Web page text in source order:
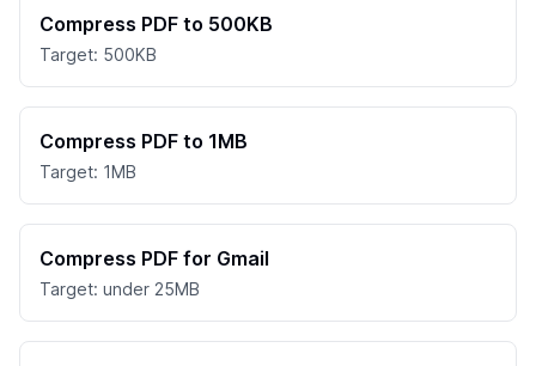
Compress PDF to 500KB
Target: 500KB
Compress PDF to 1MB
Target: 1MB
Compress PDF for Gmail
Target: under 25MB